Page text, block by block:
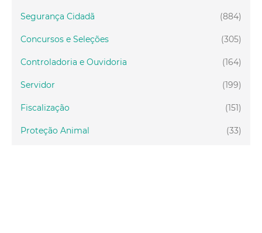
(884)
Segurança Cidadã
(305)
Concursos e Seleções
(164)
Controladoria e Ouvidoria
(199)
Servidor
(151)
Fiscalização
(33)
Proteção Animal